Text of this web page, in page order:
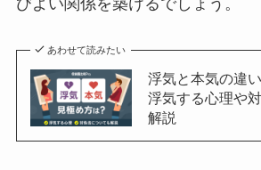
あわせて読みたい
浮気と本気の違
浮気する心理や
解説